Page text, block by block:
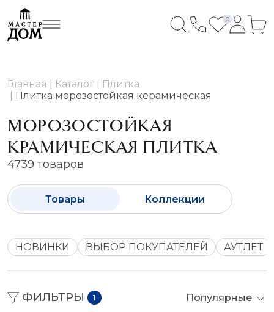
0
Главная Каталог
Плитка
Плитка морозостойкая керамическая
МОРОЗОСТОЙКАЯ
КРАМИЧЕСКАЯ ПЛИТКА
4739 товаров
Товары Коллекции
НОВИНКИ ВЫБОР ПОКУПАТЕЛЕЙ АУТЛЕТ
ФИЛЬТРЫ 1 Популярные